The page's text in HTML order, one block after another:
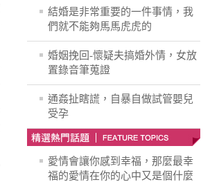
結婚是非常重要的一件事情，我
們就不能夠馬馬虎虎的
婚姻挽回-懷疑夫搞婚外情，女放
置錄音筆蒐證
通姦扯瞎謊，自暴自做試管嬰兒
受孕
愛情會讓你感到幸福，那麼最幸
福的愛情在你的心中又是個什麼